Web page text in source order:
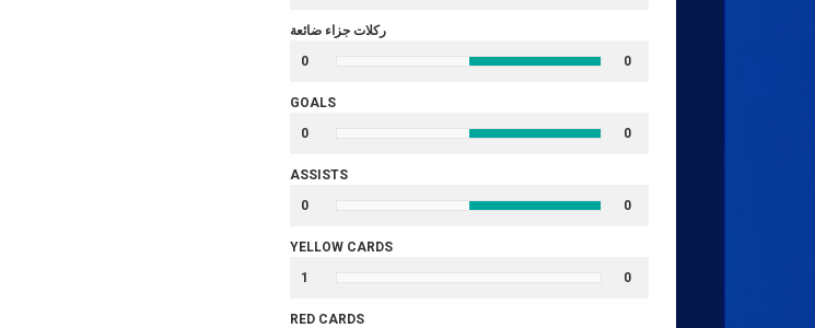
ركلات جزاء ضائعة
0
0
GOALS
0
0
ASSISTS
0
0
YELLOW CARDS
0
1
RED CARDS